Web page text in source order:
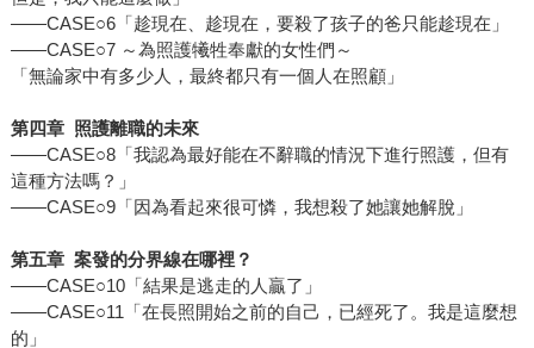
——CASE○6「趁現在、趁現在，要殺了孩子的爸只能趁現在」
——CASE○7 ～為照護犧牲奉獻的女性們～
「無論家中有多少人，最終都只有一個人在照顧」
第四章 照護離職的未來
——CASE○8「我認為最好能在不辭職的情況下進行照護，但有
這種方法嗎？」
——CASE○9「因為看起來很可憐，我想殺了她讓她解脫」
第五章 案發的分界線在哪裡？
——CASE○10「結果是逃走的人贏了」
——CASE○11「在長照開始之前的自己，已經死了。我是這麼想
的」